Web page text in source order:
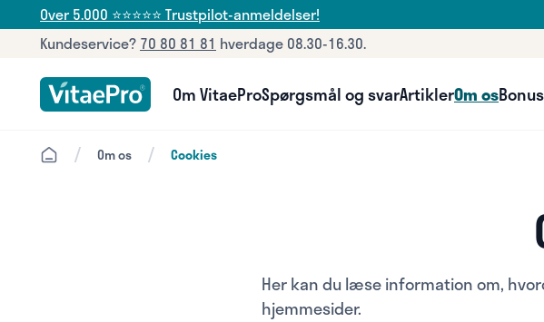
Over 5.000 ⭐⭐⭐⭐⭐ Trustpilot-anmeldelser!
Kundeservice? 70 80 81 81 hverdage 08.30-16.30.
Om VitaeProSpørgsmål og svarArtiklerOm os
/ Om os / Cookies
Her kan du læse information om,
hjemmesider.